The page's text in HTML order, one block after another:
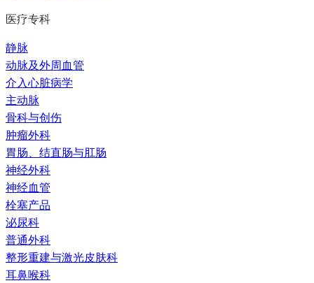
医疗专科
静脉
动脉及外周血管
介入心脏病学
主动脉
骨科与创伤
肿瘤外科
胃肠、结直肠与肛肠
神经外科
神经血管
栓塞产品
泌尿科
普通外科
整形重建与激光皮肤科
耳鼻喉科